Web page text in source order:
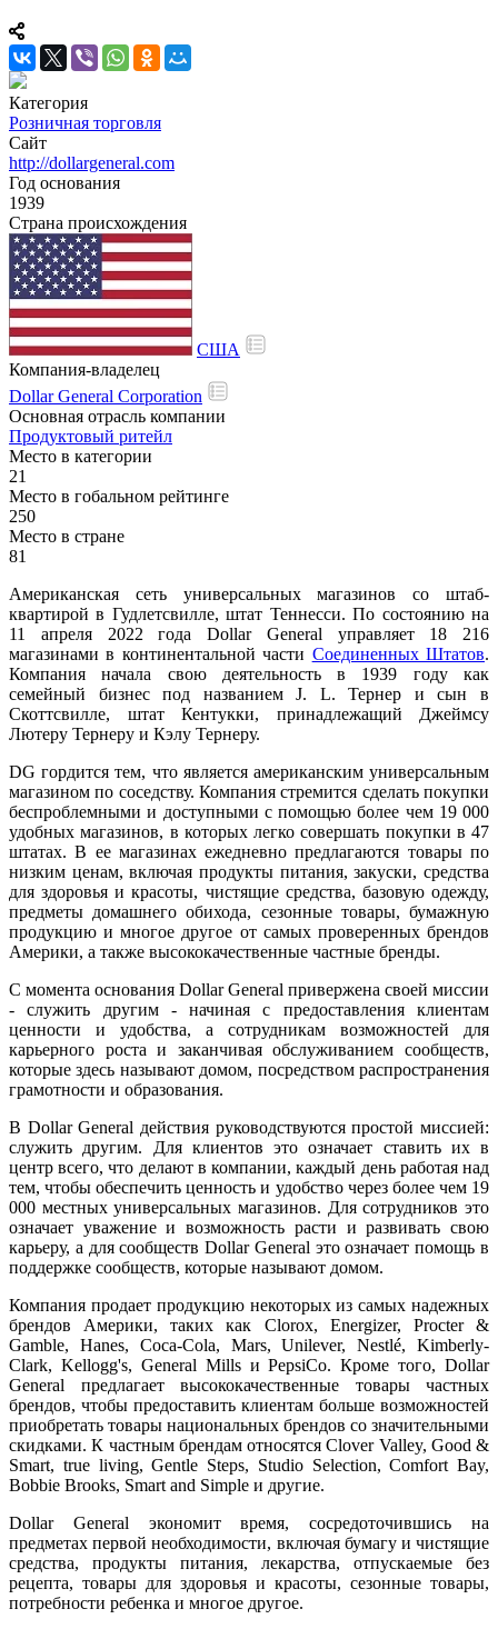
Категория
Розничная торговля
Сайт
http://dollargeneral.com
Год основания
1939
Страна происхождения
США
Компания-владелец
Dollar General Corporation
Основная отрасль компании
Продуктовый ритейл
Место в категории
21
Место в гобальном рейтинге
250
Место в стране
81
Американская сеть универсальных магазинов со штаб-
квартирой в Гудлетсвилле, штат Теннесси. По состоянию на
11 апреля 2022 года Dollar General управляет 18 216
магазинами в континентальной части Соединенных Штатов.
Компания начала свою деятельность в 1939 году как
семейный бизнес под названием J. L. Тернер и сын в
Скоттсвилле, штат Кентукки, принадлежащий Джеймсу
Лютеру Тернеру и Кэлу Тернеру.
DG гордится тем, что является американским универсальным
магазином по соседству. Компания стремится сделать покупки
беспроблемными и доступными с помощью более чем 19 000
удобных магазинов, в которых легко совершать покупки в 47
штатах. В ее магазинах ежедневно предлагаются товары по
низким ценам, включая продукты питания, закуски, средства
для здоровья и красоты, чистящие средства, базовую одежду,
предметы домашнего обихода, сезонные товары, бумажную
продукцию и многое другое от самых проверенных брендов
Америки, а также высококачественные частные бренды.
С момента основания Dollar General привержена своей миссии
- служить другим - начиная с предоставления клиентам
ценности и удобства, а сотрудникам возможностей для
карьерного роста и заканчивая обслуживанием сообществ,
которые здесь называют домом, посредством распространения
грамотности и образования.
В Dollar General действия руководствуются простой миссией:
служить другим. Для клиентов это означает ставить их в
центр всего, что делают в компании, каждый день работая над
тем, чтобы обеспечить ценность и удобство через более чем 19
000 местных универсальных магазинов. Для сотрудников это
означает уважение и возможность расти и развивать свою
карьеру, а для сообществ Dollar General это означает помощь в
поддержке сообществ, которые называют домом.
Компания продает продукцию некоторых из самых надежных
брендов Америки, таких как Clorox, Energizer, Procter &
Gamble, Hanes, Coca-Cola, Mars, Unilever, Nestlé, Kimberly-
Clark, Kellogg's, General Mills и PepsiCo. Кроме того, Dollar
General предлагает высококачественные товары частных
брендов, чтобы предоставить клиентам больше возможностей
приобретать товары национальных брендов со значительными
скидками. К частным брендам относятся Clover Valley, Good &
Smart, true living, Gentle Steps, Studio Selection, Comfort Bay,
Bobbie Brooks, Smart and Simple и другие.
Dollar General экономит время, сосредоточившись на
предметах первой необходимости, включая бумагу и чистящие
средства, продукты питания, лекарства, отпускаемые без
рецепта, товары для здоровья и красоты, сезонные товары,
потребности ребенка и многое другое.